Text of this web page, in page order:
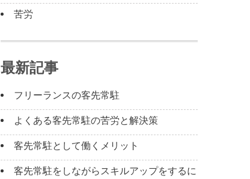
苦労
最新記事
フリーランスの客先常駐
よくある客先常駐の苦労と解決策
客先常駐として働くメリット
客先常駐をしながらスキルアップをするに